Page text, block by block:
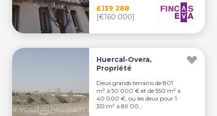
£139 288
[€160 000]
Huercal-Overa,
Propriété
Deux grands terrains de 801
m² à 50 000 € et de 550 m² à
40 000 €, ou les deux pour 1
351 m² à 89 00...